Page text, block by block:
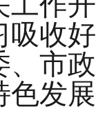
吸收
、市
色发